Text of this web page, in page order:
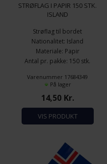
STRØFLAG I PAPIR 150 STK.
ISLAND
Strøflag til bordet
Nationalitet: Island
Materiale: Papir
Antal pr. pakke: 150 stk.
Varenummer 17684349
På lager
14,50 Kr.
VIS PRODUKT